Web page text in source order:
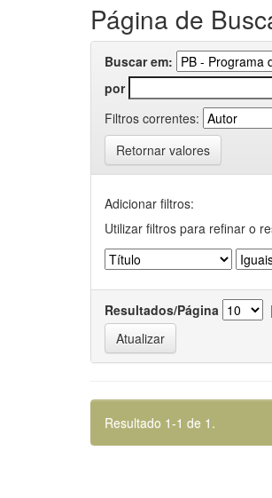
Página de
Buscar em:
por
Filtros correntes:
Retornar valores
Adicionar filtros:
Utilizar filtros para refinar o
Resultados/Página |
Resultado 1-1 de 1.